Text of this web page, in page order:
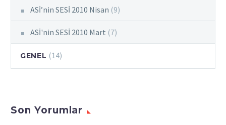
ASİ’nin SESİ 2010 Nisan (9)
ASİ'nin SESİ 2010 Mart (7)
GENEL (14)
Son Yorumlar